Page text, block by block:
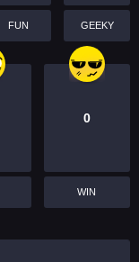
FUN GEEKY
0
WIN